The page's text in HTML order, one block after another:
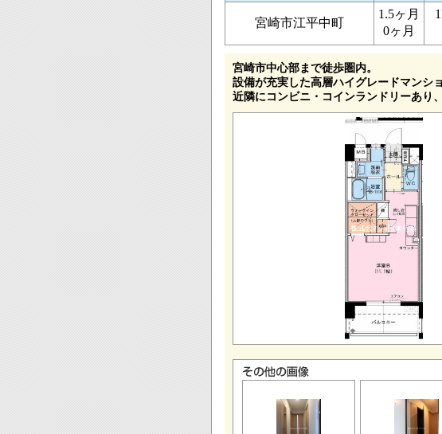
宮崎市江平中町
1.5ヶ月
0ヶ月
宮崎市中心部まで徒歩圏内。
設備が充実した高層ハイグレードマンシ
近隣にコンビニ・コインランドリーあり